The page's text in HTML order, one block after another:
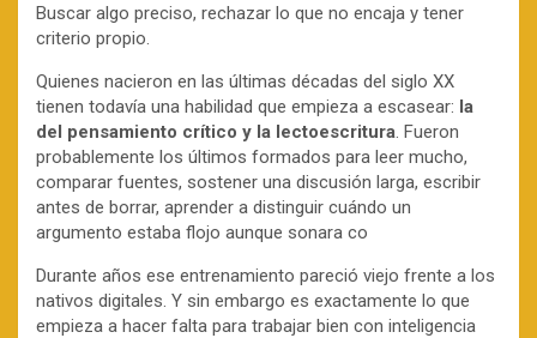
Buscar algo preciso, rechazar lo que no encaja y tener
criterio propio.
Quienes nacieron en las últimas décadas del siglo XX
tienen todavía una habilidad que empieza a escasear: la
del pensamiento crítico y la lectoescritura. Fueron
probablemente los últimos formados para leer mucho,
comparar fuentes, sostener una discusión larga, escribir
antes de borrar, aprender a distinguir cuándo un
argumento estaba flojo aunque sonara co
Durante años ese entrenamiento pareció viejo frente a los
nativos digitales. Y sin embargo es exactamente lo que
empieza a hacer falta para trabajar bien con inteligencia